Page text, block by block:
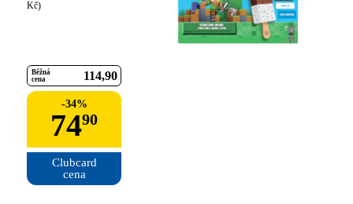
Kč)
Běžná
cena
114 90
-34%
7490
Clubcard
cena